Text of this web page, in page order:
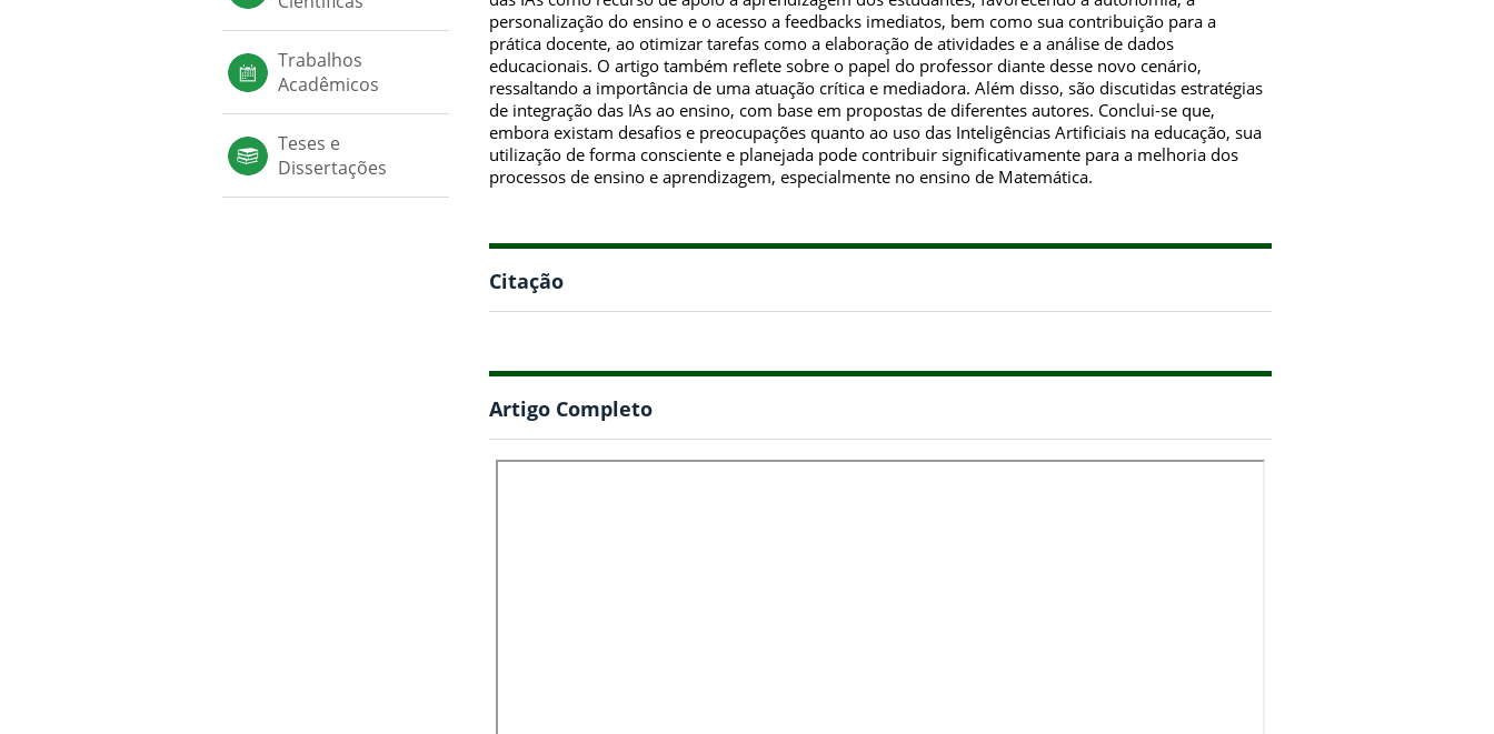
Trabalhos
Acadêmicos
Teses e
Dissertações
personalização do ensino e o acesso a feedbacks imediatos, bem como sua contribuição para a
prática docente, ao otimizar tarefas como a elaboração de atividades e a análise de dados
educacionais. O artigo também reflete sobre o papel do professor diante desse novo cenário,
ressaltando a importância de uma atuação crítica e mediadora. Além disso, são discutidas estratégias
de integração das IAs ao ensino, com base em propostas de diferentes autores. Conclui-se que,
embora existam desafios e preocupações quanto ao uso das Inteligências Artificiais na educação, sua
utilização de forma consciente e planejada pode contribuir significativamente para a melhoria dos
processos de ensino e aprendizagem, especialmente no ensino de Matemática.
Citação
Artigo Completo